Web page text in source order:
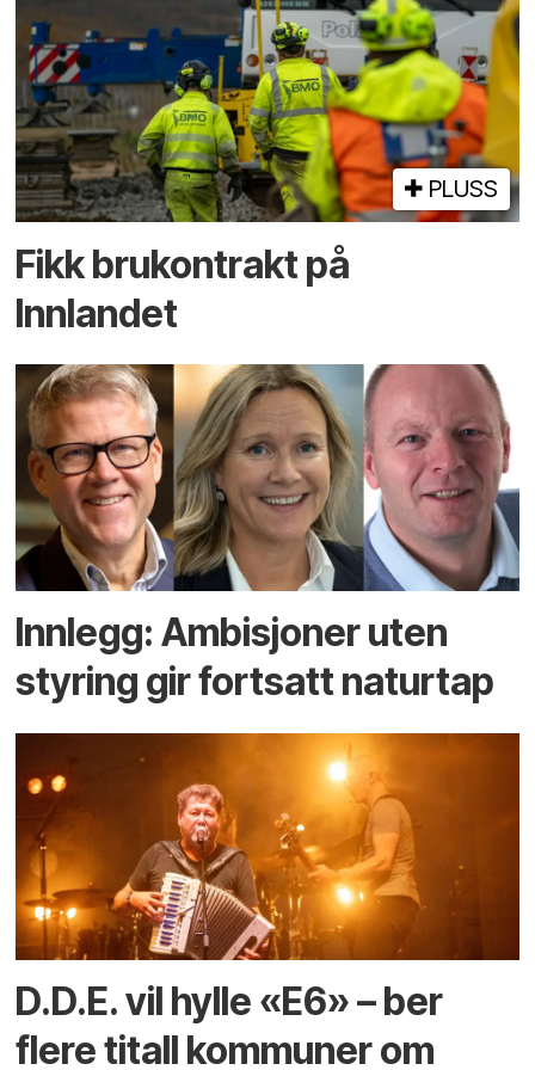
PLUSS
Fikk brukontrakt på
Innlandet
Innlegg: Ambisjoner uten
styring gir fortsatt naturtap
D.D.E. vil hylle «E6» – ber
flere titall kommuner om